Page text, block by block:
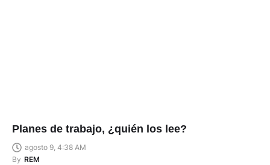
Planes de trabajo, ¿quién los lee?
agosto 9, 4:38 AM
By REM